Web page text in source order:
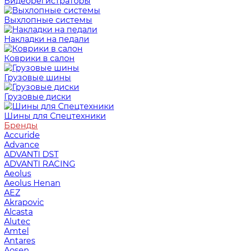
Выхлопные системы
Накладки на педали
Коврики в салон
Грузовые шины
Грузовые диски
Шины для Спецтехники
Бренды
Accuride
Advance
ADVANTI DST
ADVANTI RACING
Aeolus
Aeolus Henan
AEZ
Akrapovic
Alcasta
Alutec
Amtel
Antares